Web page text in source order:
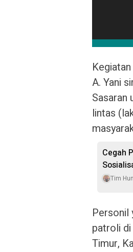
A. Yani
lintas
Cegah
Tim
Personil
patroli di
Timur,